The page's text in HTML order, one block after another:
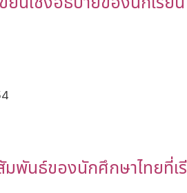
มพันธ์ของนักศึกษาไทยที่เ